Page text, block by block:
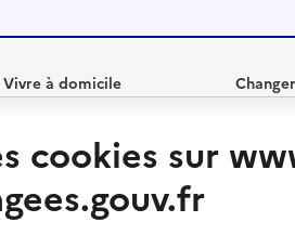
Vivre à domicile
Bénéficier d'aide à domicile
Bénéficier de soins à domicile
Les
cookies sur